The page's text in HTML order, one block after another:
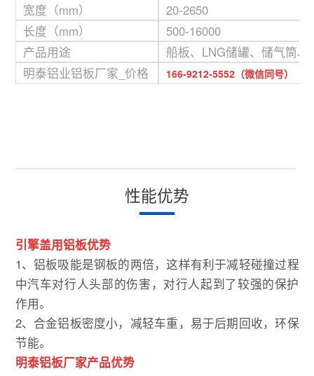
宽度（mm）
20-2650
长度（mm）
500-16000
产品用途
船板、LNG储罐、储气筒
明泰铝业铝板厂家_价格
166-9212-5552（微信同号）
性能优势
引擎盖用铝板优势
1、铝板吸能是钢板的两倍，这样有利于减轻碰撞过程
中汽车对行人头部的伤害，对行人起到了较强的保护
作用。
2、合金铝板密度小，减轻车重，易于后期回收，环保
节能。
明泰铝板厂家产品优势